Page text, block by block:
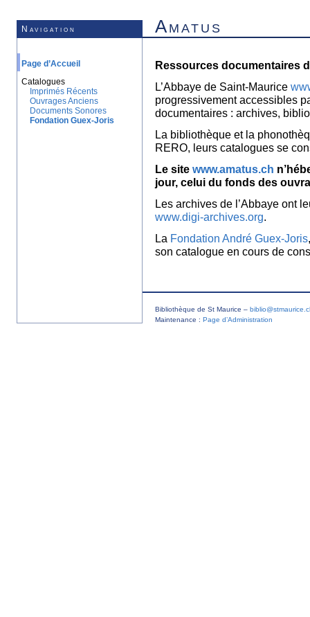
Navigation Amatus
Page d’Accueil
Catalogues
Imprimés Récents
Ouvrages Anciens
Documents Sonores
Fondation Guex-Joris
Ressources documentaires
L’Abbaye de Saint-Maurice
progressivement accessibles
documentaires : archives,
La bibliothèque et la
RERO, leurs catalogues se
Le site www.amatus.ch
jour, celui du fonds des
Les archives de l’Abbaye ont
www.digi-archives.org.
La Fondation André Guex-Joris
son catalogue en cours de
Bibliothèque de St Maurice –
Maintenance : Page d’Administration